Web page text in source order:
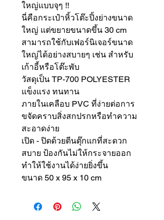
ใหญ่แบบจุๆ !!
นี่คือกระเป๋าหิ้วโต๊ะปิ้งย่างขนาด
ใหญ่ แต่ขยายขนาดขึ้น 30 cm
สามารถใช้กับเฟอร์นิเจอร์ขนาด
ใหญ่ได้อย่างสบายๆ เช่น สำหรับ
เก้าอี้หรือโต๊ะพับ
วัสดุเป็น TP-700 POLYESTER
แข็งแรง ทนทาน
ภายในเคลือบ PVC ที่ง่ายต่อการ
ขจัดคราบสิ่งสกปรกหรือทำความ
สะอาดง่าย
เปิด - ปิดด้วยตีนตุ๊กแกที่สะดวก
สบาย ป้องกันไม่ให้กระจายออก
ทำให้ใช้งานได้ง่ายยิ่งขึ้น
ขนาด 50 x 95 x 10 cm